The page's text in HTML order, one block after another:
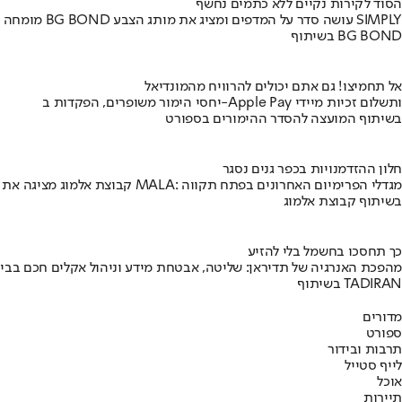
הסוד לקירות נקיים ללא כתמים נחשף
מומחה BG BOND עושה סדר על המדפים ומציג את מותג הצבע SIMPLY
בשיתוף BG BOND
אל תחמיצו! גם אתם יכולים להרוויח מהמונדיאל
יחסי הימור משופרים, הפקדות ב-Apple Pay ותשלום זכיות מיידי
בשיתוף המועצה להסדר ההימורים בספורט
חלון ההזדמנויות בכפר גנים נסגר
קבוצת אלמוג מציגה את פרויקט MALA: מגדלי הפרימיום האחרונים בפתח תקווה
בשיתוף קבוצת אלמוג
כך תחסכו בחשמל בלי להזיע
מהפכת האנרגיה של תדיראן: שליטה, אבטחת מידע וניהול אקלים חכם
בשיתוף TADIRAN
מדורים
ספורט
תרבות ובידור
לייף סטייל
אוכל
תיירות